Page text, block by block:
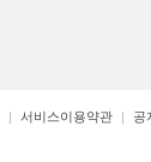
서비스이용약관 공